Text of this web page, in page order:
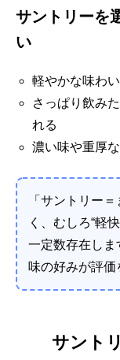
サントリーを
い
軽やかな味わ
さっぱり飲み
れる
濃い味や重厚
「サントリー
く、むしろ“軽
一定数存在しま
味の好みが評価
サント